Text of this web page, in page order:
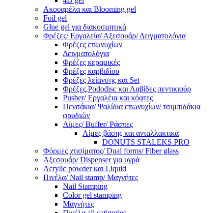
Ακουαρέλα και Blooming gel
Foil gel
Glue gel για διακοσμητικά
Φρέζες/ Εργαλεία/ Αξεσουάρ/ Δειγματολόγια
Φρέζες επωνυχίων
Δειγματολόγια
Φρέζες κεραμικές
Φρέζες καρβιδίου
Φρέζες λείανσης και Set
Φρέζες,Pododisc και Λαβίδες πεντικιούρ
Pusher/ Εργαλέια και κόφτες
Πενσάκια/ Ψαλίδια επωνυχίων/ τσιμπιδάκια
φρυδιών
Λίμες/ Buffer/ Ράσπες
Λίμες βάσης και ανταλλακτικά
DONUTS STALEKS PRO
Φόρμες χτισίματος/ Dual forms/ Fiber glass
Αξεσουάρ/ Dispenser για υγρά
Acrylic powder και Liquid
Πινέλα/ Nail stamp/ Μαγνήτες
Nail Stamping
Color gel stamping
Μαγνήτες